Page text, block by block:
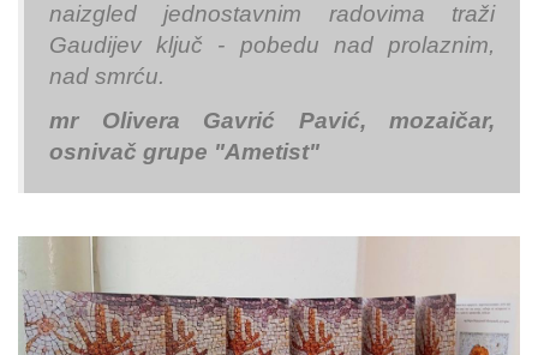
naizgled jednostavnim radovima traži
Gaudijev ključ - pobedu nad prolaznim,
nad smrću.
mr Olivera Gavrić Pavić, mozaičar,
osnivač grupe "Ametist"